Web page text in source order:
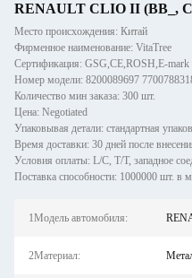
RENAULT CLIO II (BB_,
Место происхождения: Китай
Фирменное наименование: VitaTree
Сертификация: GSG,CE,ROSH,E-mark
Номер модели: 8200089697
Количество мин заказа: 300 шт.
Цена: Negotiated
Упаковывая детали: стандартная
Время доставки: 30 дней после
Условия оплаты: L/C, T/T, западное
Поставка способности: 1000000 шт. в
1Модель автомобиля:
2Материал: